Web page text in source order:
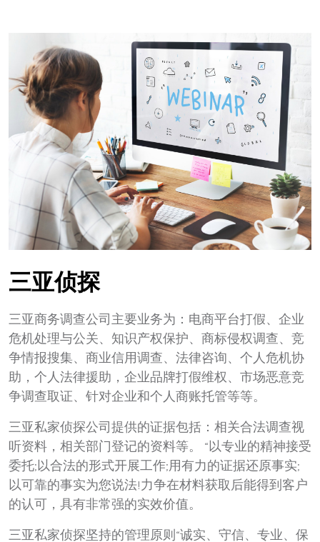
三亚侦探
三亚商务调查公司主要业务为：电商平台打假、企业
危机处理与公关、知识产权保护、商标侵权调查、竞
争情报搜集、商业信用调查、法律咨询、个人危机协
助，个人法律援助，企业品牌打假维权、市场恶意竞
争调查取证、针对企业和个人商账托管等等。
三亚私家侦探公司提供的证据包括：相关合法调查视
听资料，相关部门登记的资料等。 “以专业的精神接受
委托;以合法的形式开展工作;用有力的证据还原事实;
以可靠的事实为您说法!力争在材料获取后能得到客户
的认可，具有非常强的实效价值。
三亚私家侦探坚持的管理原则“诚实、守信、专业、保